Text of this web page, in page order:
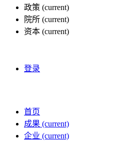
政策 (current)
院所 (current)
资本 (current)
登录
首页
成果 (current)
企业 (current)